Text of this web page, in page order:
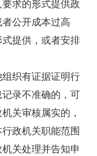
求的形式提供政
公开成本过高
提供，或者安排
织有证据证明行
录不准确的，可
关审核属实的，
政机关职能范围
关处理并告知申